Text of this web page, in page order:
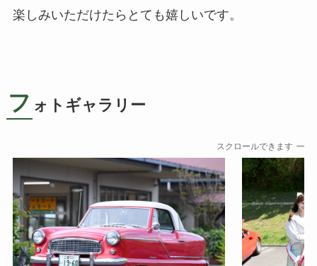
楽しみいただけたらとても嬉しいです。
フ ォトギャラリー
スクロールできます